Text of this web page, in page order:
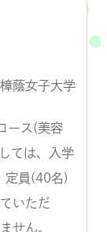
蔭女子大学
ース(美容
ては、入学
定員(40名)
いただ
せん。